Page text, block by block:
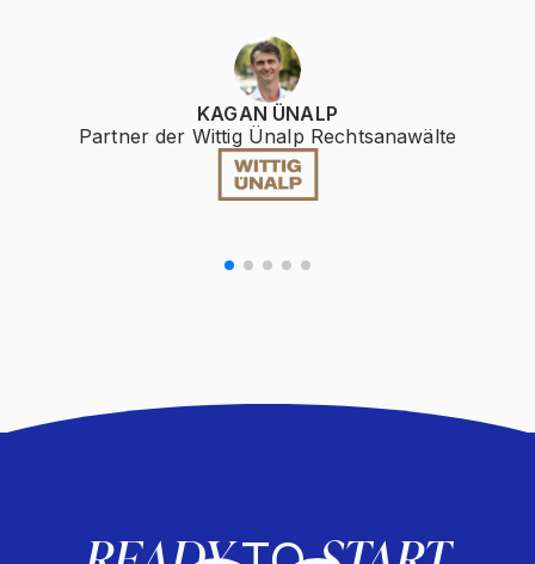
KAGAN ÜNALP
Partner der Wittig Ünalp Rechtsanawälte